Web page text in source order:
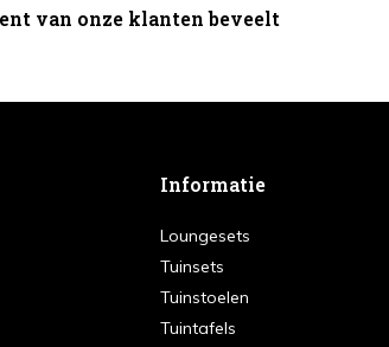
van onze klanten beveelt
Informatie
Loungesets
Tuinsets
Tuinstoelen
Tuintafels